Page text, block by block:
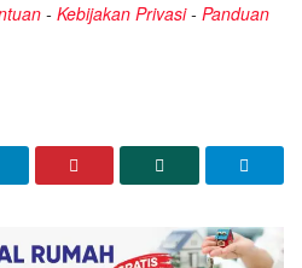
- Kebijakan Privasi- Panduan